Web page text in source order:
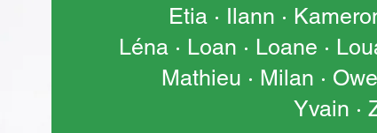
Etia · Ilann ·
Léna · Loan · Loane ·
Mathieu · Milan ·
Yvain ·